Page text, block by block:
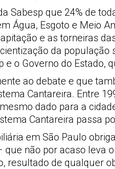
Sabesp que 24% de
Água, Esgoto e Meio
e as torneiras
da
e o Governo do
ao debate e que
Cantareira. Entre
dado para a
Cantareira passa
em São Paulo
que não por acaso leva
resultado de qualquer